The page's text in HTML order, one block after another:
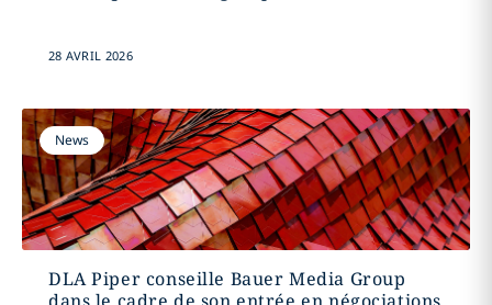
28 AVRIL 2026
News
DLA Piper conseille Bauer Media Group